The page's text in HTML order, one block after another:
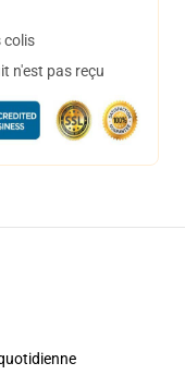
colis
n'est pas reçu